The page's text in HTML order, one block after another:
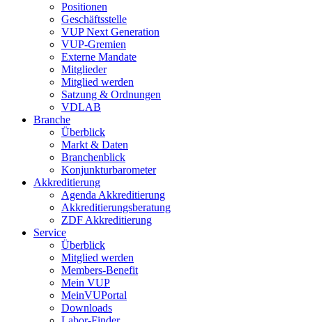
Positionen
Geschäftsstelle
VUP Next Generation
VUP-Gremien
Externe Mandate
Mitglieder
Mitglied werden
Satzung & Ordnungen
VDLAB
Branche
Überblick
Markt & Daten
Branchenblick
Konjunkturbarometer
Akkreditierung
Agenda Akkreditierung
Akkreditierungsberatung
ZDF Akkreditierung
Service
Überblick
Mitglied werden
Members-Benefit
Mein VUP
MeinVUPortal
Downloads